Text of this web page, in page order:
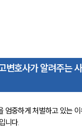
변호사가 알려주는
엄중하게 처벌하고 있는
니다.